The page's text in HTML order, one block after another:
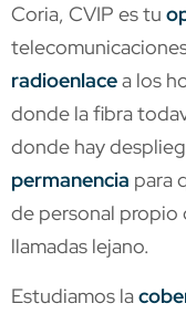
Coria, CVIP es tu
radioenlacea los
donde la fibra
donde hay
permanencia para
de personal propio
llamadas lejano.
Estudiamos la